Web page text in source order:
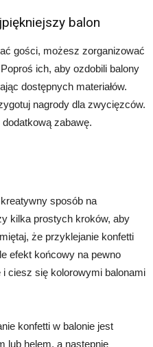
balon
gości, możesz zorganizować
ich, aby ozdobili balony
dostępnych materiałów.
nagrody dla zwycięzców.
zabawę.
sposób na
kilka prostych kroków, aby
że przyklejanie konfetti
efekt końcowy na pewno
ciesz się kolorowymi balonami
konfetti w balonie jest
lub helem, a następnie